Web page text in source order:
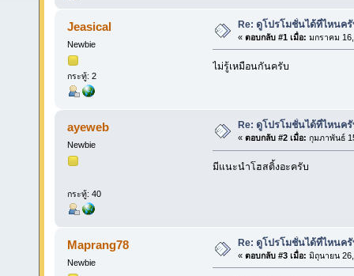
Jeasical
Newbie
กระทู้: 2
Re: ดูโปรโมชั่นได้ที่ไหนค
« ตอบกลับ #1 เมื่อ: มกราคม
ไม่รู้เหมือนกันครับ
ayeweb
Newbie
กระทู้: 40
Re: ดูโปรโมชั่นได้ที่ไหนค
« ตอบกลับ #2 เมื่อ: กุมภาพันธ์
มีแนะนำโฮสติ้งอะครับ
Maprang78
Newbie
Re: ดูโปรโมชั่นได้ที่ไหนค
« ตอบกลับ #3 เมื่อ: มิถุนายน